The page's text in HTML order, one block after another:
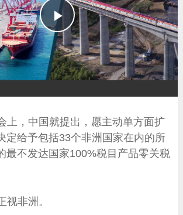
播
放
上，中国就提出，愿主动单方面扩
定给予包括33个非洲国家在内的所
最不发达国家100%税目产品零关税
视非洲。